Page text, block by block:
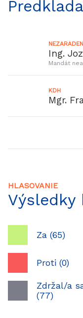
NEZARADENÍ
Ing.
Mandát
KDH
Mgr.
HLASOVANIE
Výsledky
Za (65)
Proti (0)
Zdržal/a
(77)